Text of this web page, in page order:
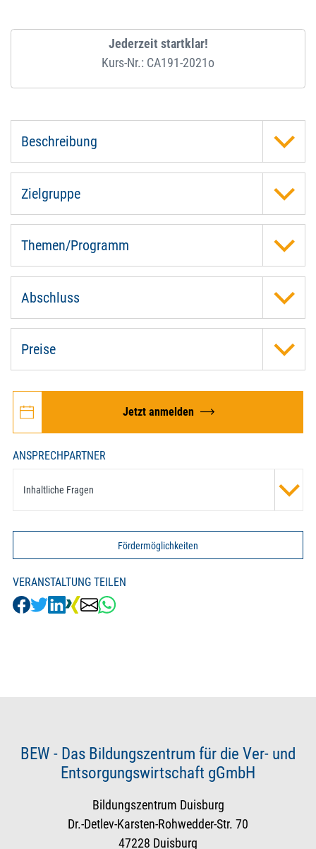
Jederzeit startklar!
Kurs-Nr.: CA191-2021o
Beschreibung
Zielgruppe
Themen/Programm
Abschluss
Preise
Jetzt anmelden
ANSPRECHPARTNER
Inhaltliche Fragen
Fördermöglichkeiten
VERANSTALTUNG TEILEN
BEW - Das Bildungszentrum für die Ver- und
Entsorgungswirtschaft gGmbH
Bildungszentrum Duisburg
Dr.-Detlev-Karsten-Rohwedder-Str. 70
47228 Duisburg